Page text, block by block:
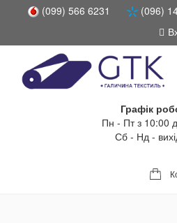
(099) 566 6231
(096)
Графік
Пн - Пт з 10:00
Сб - Нд -